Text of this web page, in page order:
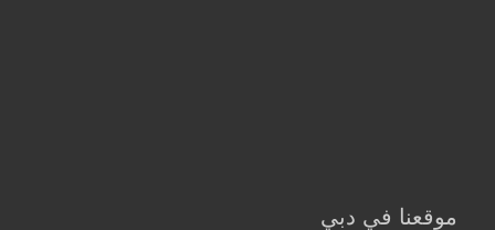
موقعنا في دبي